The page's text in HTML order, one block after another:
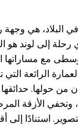
البلاد، هي وجهة
إلى لوند هو
مع مساراتها
الرائعة
من حولها.
وتخفي الأزقة
استنادًا